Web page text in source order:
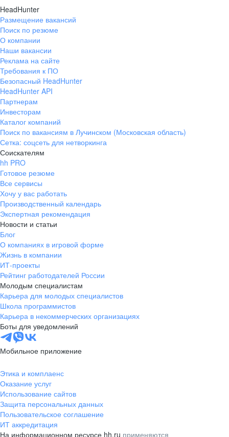
HeadHunter
Размещение вакансий
Поиск по резюме
О компании
Наши вакансии
Реклама на сайте
Требования к ПО
Безопасный HeadHunter
HeadHunter API
Партнерам
Инвесторам
Каталог компаний
Поиск по вакансиям в Лучинском (Московская область)
Сетка: соцсеть для нетворкинга
Соискателям
hh PRO
Готовое резюме
Все сервисы
Хочу у вас работать
Производственный календарь
Экспертная рекомендация
Новости и статьи
Блог
О компаниях в игровой форме
Жизнь в компании
ИТ-проекты
Рейтинг работодателей России
Молодым специалистам
Карьера для молодых специалистов
Школа программистов
Карьера в некоммерческих организациях
Боты для уведомлений
Мобильное приложение
Этика и комплаенс
Оказание услуг
Использование сайтов
Защита персональных данных
Пользовательское соглашение
ИТ аккредитация
На информационном ресурсе hh.ru применяются